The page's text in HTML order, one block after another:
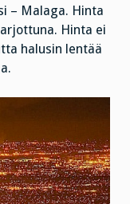
– Malaga. Hinta
Hinta ei
halusin lentää